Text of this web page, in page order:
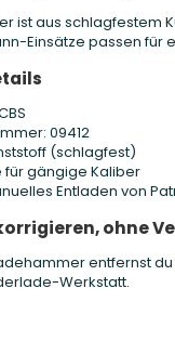
ist aus schlagfestem
Einsätze passen für
09412
(schlagfest)
für gängige Kaliber
Entladen von
ohne
entfernst
Werkstatt.